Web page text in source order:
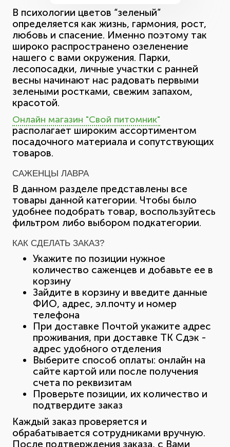
В психологии цветов “зеленый”
определяется как жизнь, гармония, рост,
любовь и спасение. Именно поэтому так
широко распространено озеленение
нашего с вами окружения. Парки,
лесопосадки, личные участки с ранней
весны начинают нас радовать первыми
зелеными ростками, свежим запахом,
красотой.
Онлайн магазин "Свой питомник"
располагает широким ассортиментом
посадочного материала и сопутствующих
товаров.
САЖЕНЦЫ ЛАВРА
В данном разделе представлены все
товары данной категории. Чтобы было
удобнее подобрать товар, воспользуйтесь
фильтром либо выбором подкатегории.
КАК СДЕЛАТЬ ЗАКАЗ?
Укажите по позиции нужное
количество саженцев и добавьте ее в
корзину
Зайдите в корзину и введите данные
ФИО, адрес, эл.почту и номер
телефона
При доставке Почтой укажите адрес
проживания, при доставке ТК Сдэк -
адрес удобного отделения
Выберите способ оплаты: онлайн на
сайте картой или после получения
счета по реквизитам
Проверьте позиции, их количество и
подтвердите заказ
Каждый заказ проверяется и
обрабатывается сотрудниками вручную.
После подтверждения заказа, с Вами